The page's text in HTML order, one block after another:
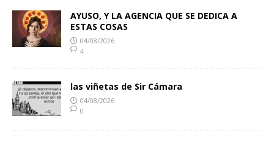
AYUSO, Y LA AGENCIA QUE SE DEDICA A
ESTAS COSAS
04/08/2026
4
las viñetas de Sir Cámara
04/08/2026
0